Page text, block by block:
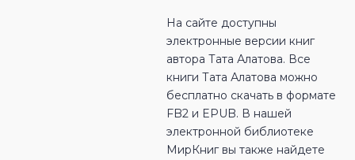
На сайте доступны
электронные версии книг
автора Тата Алатова. Все
книги Тата Алатова можно
бесплатно скачать в формате
FB2 и EPUB. В нашей
электронной библиотеке
МирКниг вы также найдете